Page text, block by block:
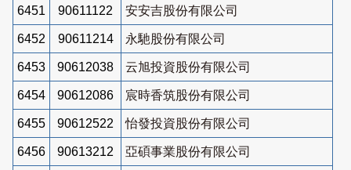
6451 90611122 安安吉股份有限公司
6452 90611214 永馳股份有限公司
6453 90612038 云旭投資股份有限公司
6454 90612086 宸時香筑股份有限公司
6455 90612522 怡發投資股份有限公司
6456 90613212 亞碩事業股份有限公司